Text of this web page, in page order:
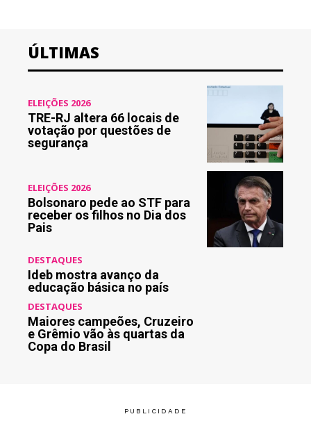
ÚLTIMAS
ELEIÇÕES 2026
TRE-RJ altera 66 locais de
votação por questões de
segurança
ELEIÇÕES 2026
Bolsonaro pede ao STF para
receber os filhos no Dia dos
Pais
DESTAQUES
Ideb mostra avanço da
educação básica no país
DESTAQUES
Maiores campeões, Cruzeiro
e Grêmio vão às quartas da
Copa do Brasil